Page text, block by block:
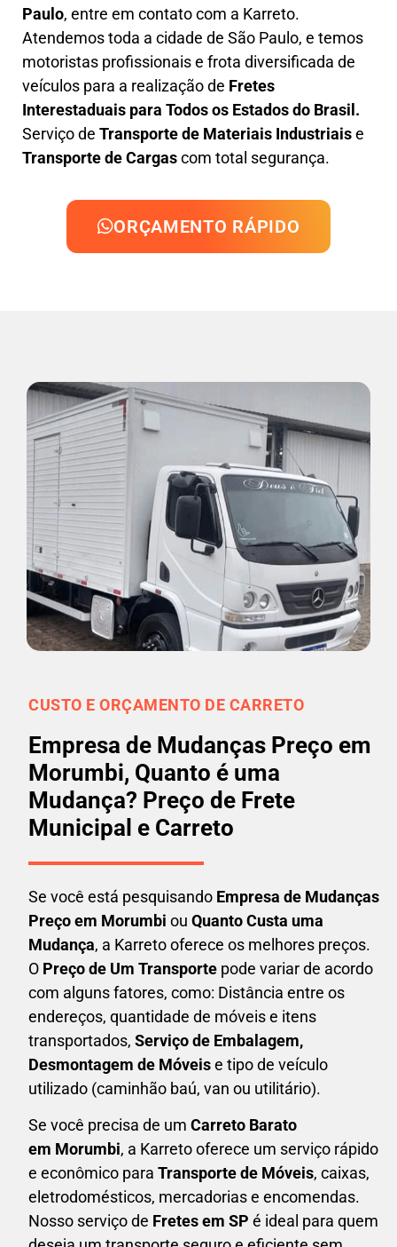
Paulo, entre em contato com a Karreto.
Atendemos toda a cidade de São Paulo, e temos
motoristas profissionais e frota diversificada de
veículos para a realização de Fretes
Interestaduais para Todos os Estados do Brasil.
Serviço de Transporte de Materiais Industriaise
Transporte de Cargascom total segurança.
ORÇAMENTO RÁPIDO
CUSTO E ORÇAMENTO DE CARRETO
Empresa de Mudanças Preço em
Morumbi, Quanto é uma
Mudança? Preço de Frete
Municipal e Carreto
Se você está pesquisando Empresa de Mudanças
Preço em Morumbi ou Quanto Custa uma
Mudança, a Karreto oferece os melhores preços.
O Preço de Um Transporte pode variar de acordo
com alguns fatores, como: Distância entre os
endereços, quantidade de móveis e itens
transportados, Serviço de Embalagem,
Desmontagem de Móveise tipo de veículo
utilizado (caminhão baú, van ou utilitário).
Se você precisa de um Carreto Barato
em Morumbi, a Karreto oferece um serviço rápido
e econômico para Transporte de Móveis, caixas,
eletrodomésticos, mercadorias e encomendas.
Nosso serviço de Fretes em SP é ideal para quem